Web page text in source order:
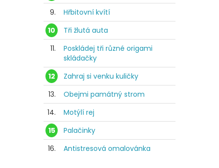
9.
Hřbitovní kvítí
10
Tři žlutá auta
11.
Poskládej tři různé origami
skládačky
12
Zahraj si venku kuličky
13.
Obejmi památný strom
14.
Motýlí rej
15
Palačinky
16.
Antistresová omalovánka